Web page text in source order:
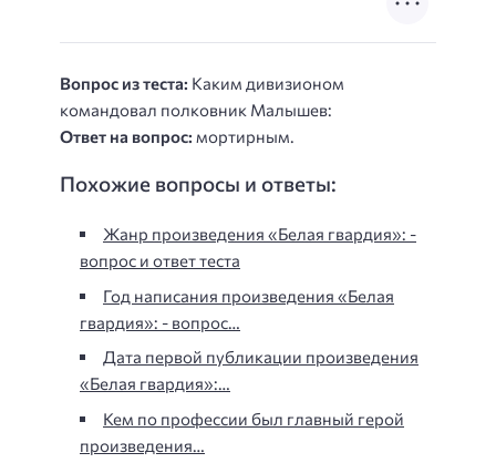
Вопрос из теста: Каким дивизионом
командовал полковник Малышев:
Ответ на вопрос: мортирным.
Похожие вопросы и ответы:
Жанр произведения «Белая гвардия»: -
вопрос и ответ теста
Год написания произведения «Белая
гвардия»: - вопрос…
Дата первой публикации произведения
«Белая гвардия»:…
Кем по профессии был главный герой
произведения…